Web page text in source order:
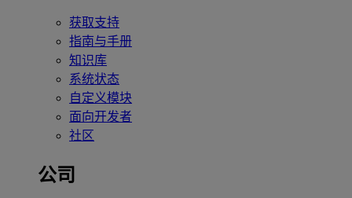
获取支持
指南与手册
知识库
系统状态
自定义模块
面向开发者
社区
公司